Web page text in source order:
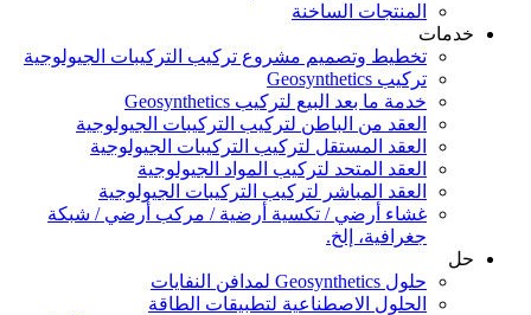
المنتجات الساخنة
خدمات
تخطيط وتصميم مشروع تركيب التركيبات الجيولوجية
تركيب Geosynthetics
خدمة ما بعد البيع لتركيب Geosynthetics
العقد من الباطن لتركيب التركيبات الجيولوجية
العقد المستقل لتركيب التركيبات الجيولوجية
العقد المتحد لتركيب المواد الجيولوجية
العقد المباشر لتركيب التركيبات الجيولوجية
غشاء أرضي / تكسية أرضية / مركب أرضي / شبكة
جغرافية، إلخ.
حل
حلول Geosynthetics لمدافن النفايات
الحلول الاصطناعية لتطبيقات الطاقة